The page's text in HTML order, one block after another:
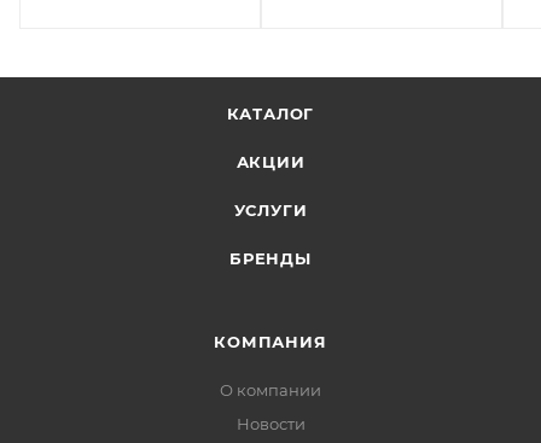
КАТАЛОГ
АКЦИИ
УСЛУГИ
БРЕНДЫ
КОМПАНИЯ
О компании
Новости